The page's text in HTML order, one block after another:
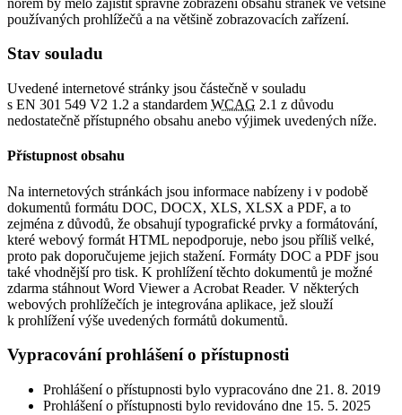
používaných prohlížečů a na většině zobrazovacích zařízení.
Stav souladu
Uvedené internetové stránky jsou částečně v souladu
s EN 301 549 V2 1.2 a standardem WCAG 2.1 z důvodu
nedostatečně přístupného obsahu anebo výjimek uvedených níže.
Přístupnost obsahu
Na internetových stránkách jsou informace nabízeny i v podobě
dokumentů formátu DOC, DOCX, XLS, XLSX a PDF, a to
zejména z důvodů, že obsahují typografické prvky a formátování,
které webový formát HTML nepodporuje, nebo jsou příliš velké,
proto pak doporučujeme jejich stažení. Formáty DOC a PDF jsou
také vhodnější pro tisk. K prohlížení těchto dokumentů je možné
zdarma stáhnout Word Viewer a Acrobat Reader. V některých
webových prohlížečích je integrována aplikace, jež slouží
k prohlížení výše uvedených formátů dokumentů.
Vypracování prohlášení o přístupnosti
Prohlášení o přístupnosti bylo vypracováno dne 21. 8. 2019
Prohlášení o přístupnosti bylo revidováno dne 15. 5. 2025